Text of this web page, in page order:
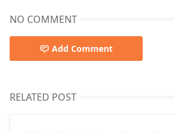
NO COMMENT
Add Comment
RELATED POST